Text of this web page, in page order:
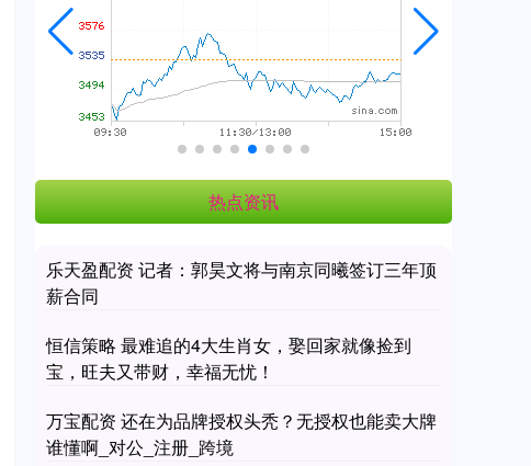
热点资讯
乐天盈配资 记者：郭昊文将与南京同曦签订三年顶
薪合同
恒信策略 最难追的4大生肖女，娶回家就像捡到
宝，旺夫又带财，幸福无忧！
万宝配资 还在为品牌授权头秃？无授权也能卖大牌
谁懂啊_对公_注册_跨境